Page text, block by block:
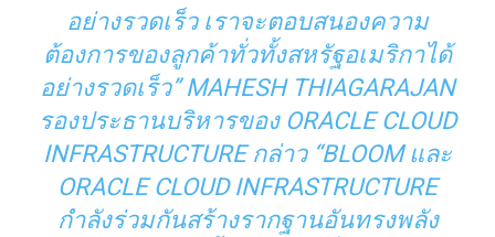
อย่างรวดเร็ว เราจะตอบสนองความ
ต้องการของลูกค้าทั่วทั้งสหรัฐอเมริกาได้
อย่างรวดเร็ว” MAHESH THIAGARAJAN
รองประธานบริหารของ ORACLE CLOUD
INFRASTRUCTURE กล่าว “BLOOM และ
ORACLE CLOUD INFRASTRUCTURE
กำลังร่วมกันสร้างรากฐานอันทรงพลัง